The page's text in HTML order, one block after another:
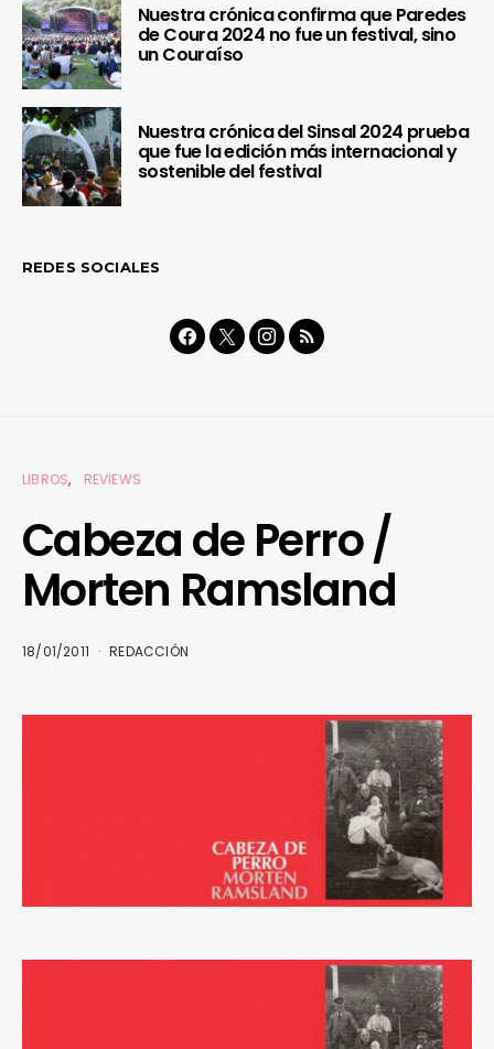
Nuestra crónica confirma que Paredes
de Coura 2024 no fue un festival, sino
un Couraíso
Nuestra crónica del Sinsal 2024 prueba
que fue la edición más internacional y
sostenible del festival
REDES SOCIALES
LIBROS REVIEWS
Cabeza de Perro /
Morten Ramsland
18/01/2011 REDACCIÓN